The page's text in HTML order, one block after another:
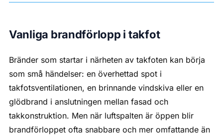
Vanliga brandförlopp i takfot
Bränder som startar i närheten av takfoten kan börja
som små händelser: en överhettad spot i
takfotsventilationen, en brinnande vindskiva eller en
glödbrand i anslutningen mellan fasad och
takkonstruktion. Men när luftspalten är öppen blir
brandförloppet ofta snabbare och mer omfattande än